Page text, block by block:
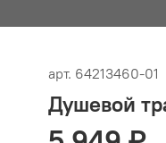
арт. 64213460-01
Душевой